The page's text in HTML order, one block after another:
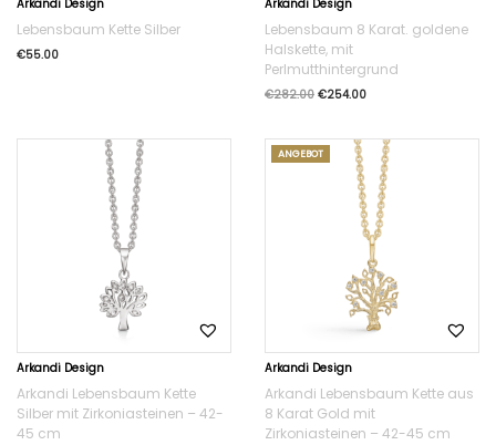
Arkandi Design
Lebensbaum Kette Silber
€55.00
Arkandi Design
Lebensbaum 8 Karat. goldene
Halskette, mit
Perlmutthintergrund
€282.00 €254.00
Arkandi Design
Arkandi Lebensbaum Kette
Silber mit Zirkoniasteinen – 42-
45 cm
ANGEBOT
Arkandi Design
Arkandi Lebensbaum Kette aus
8 Karat Gold mit
Zirkoniasteinen – 42-45 cm